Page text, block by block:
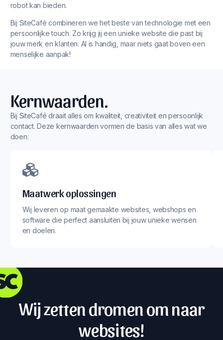
robot kan bieden.
Bij SiteCafé combineren we het beste van technologie met een
persoonlijke touch. Zo krijg jij een unieke website die past bij
jouw merk en klanten. AI is handig, maar niets gaat boven een
menselijke aanpak!
Kernwaarden.
Bij SiteCafé draait alles om kwaliteit, creativiteit en persoonlijk
contact. Deze kernwaarden vormen de basis van alles wat we
doen:
Maatwerk oplossingen
Wij leveren op maat gemaakte websites, webshops en
software die perfect aansluiten bij jouw unieke wensen
en doelen.
Wij zetten dromen om naar
websites!